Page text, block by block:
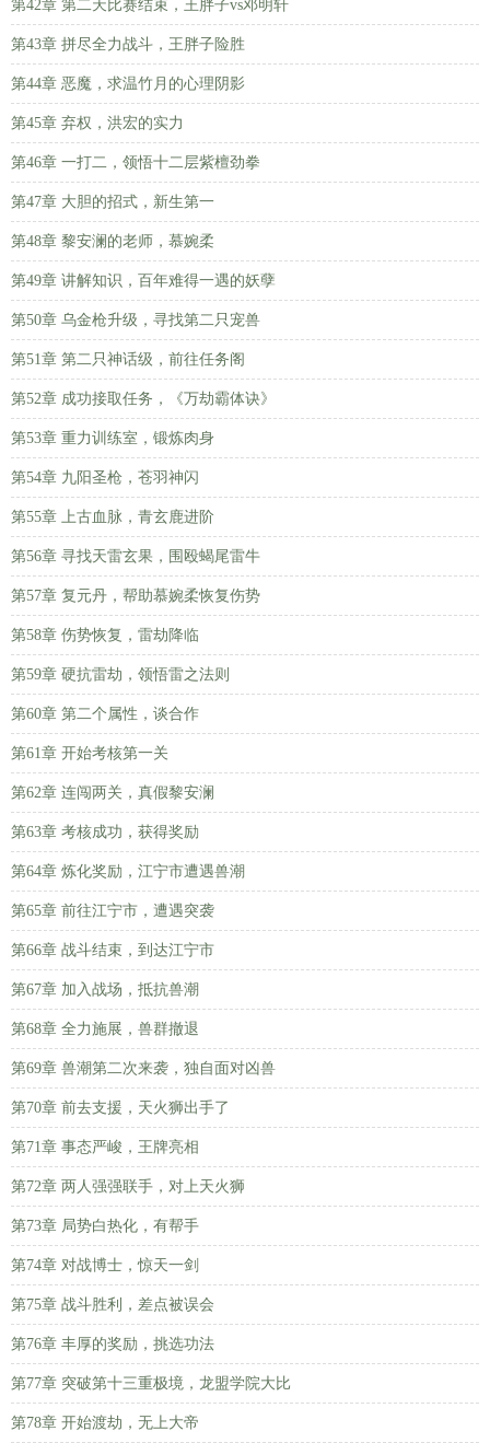
第42章 第二天比赛结束，王胖子vs邓明轩
第43章 拼尽全力战斗，王胖子险胜
第44章 恶魔，求温竹月的心理阴影
第45章 弃权，洪宏的实力
第46章 一打二，领悟十二层紫檀劲拳
第47章 大胆的招式，新生第一
第48章 黎安澜的老师，慕婉柔
第49章 讲解知识，百年难得一遇的妖孽
第50章 乌金枪升级，寻找第二只宠兽
第51章 第二只神话级，前往任务阁
第52章 成功接取任务，《万劫霸体诀》
第53章 重力训练室，锻炼肉身
第54章 九阳圣枪，苍羽神闪
第55章 上古血脉，青玄鹿进阶
第56章 寻找天雷玄果，围殴蝎尾雷牛
第57章 复元丹，帮助慕婉柔恢复伤势
第58章 伤势恢复，雷劫降临
第59章 硬抗雷劫，领悟雷之法则
第60章 第二个属性，谈合作
第61章 开始考核第一关
第62章 连闯两关，真假黎安澜
第63章 考核成功，获得奖励
第64章 炼化奖励，江宁市遭遇兽潮
第65章 前往江宁市，遭遇突袭
第66章 战斗结束，到达江宁市
第67章 加入战场，抵抗兽潮
第68章 全力施展，兽群撤退
第69章 兽潮第二次来袭，独自面对凶兽
第70章 前去支援，天火狮出手了
第71章 事态严峻，王牌亮相
第72章 两人强强联手，对上天火狮
第73章 局势白热化，有帮手
第74章 对战博士，惊天一剑
第75章 战斗胜利，差点被误会
第76章 丰厚的奖励，挑选功法
第77章 突破第十三重极境，龙盟学院大比
第78章 开始渡劫，无上大帝